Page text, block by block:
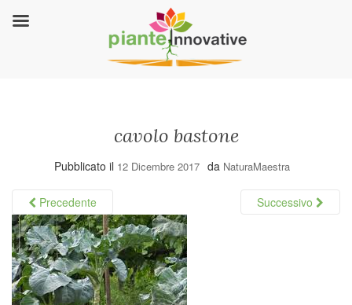
cavolo bastone
Pubblicato il 12 Dicembre 2017 da NaturaMaestra
Precedente Successivo